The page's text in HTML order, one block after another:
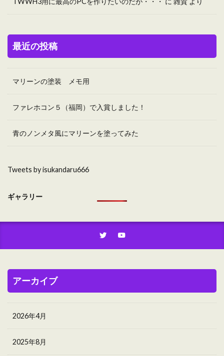
最近の投稿
マリーンの塗装 メモ用
ファレホコン５（福岡）で入賞しました！
青のノンメタ風にマリーンを塗ってみた
Tweets by isukandaru666
ギャラリー
アーカイブ
2026年4月
2025年8月